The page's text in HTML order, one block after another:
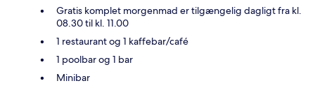
Gratis komplet morgenmad er tilgængelig dagligt fra kl.
08.30 til kl. 11.00
1 restaurant og 1 kaffebar/café
1 poolbar og 1 bar
Minibar